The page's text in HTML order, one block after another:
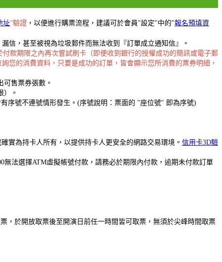
址"驗證 ，以便進行購票流程，建議可於會員"設定"中的"報名預填資
信，甚至被視為垃圾郵件而無法收到『訂單成立通知信』。
款期限之內再次嘗試刷卡（即便收到銀行的授權成功的簡訊或電子郵
詢您的消費資料，只要是成功的訂單，皆會顯示您所消費的票券明細，
售票券張數。
）。
序號不連號情形發生。(序號說明：票面的 "座位號" 即為序號)
實為持卡人所有，以提供持卡人更安全的網路交易環境。 信用卡3D驗
法選擇ATM虛擬帳號付款，請務必於期限內付款，逾期未付款訂單
，於開放取票後至開演日前任一時間皆可取票，無須於尖峰時間取票